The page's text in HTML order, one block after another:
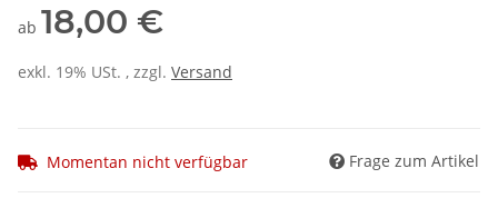
ab 18,00 €
exkl. 19% USt. , zzgl. Versand
Momentan nicht verfügbar Frage zum Artikel